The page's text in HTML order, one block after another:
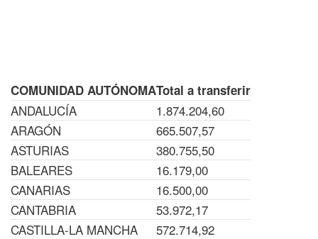
COMUNIDAD AUTÓNOMAEncabezado tabla
Total a transferir
ANDALUCÍA
1.874.204,60
ARAGÓN
665.507,57
ASTURIAS
380.755,50
BALEARES
16.179,00
CANARIAS
16.500,00
CANTABRIA
53.972,17
CASTILLA-LA MANCHA
572.714,92